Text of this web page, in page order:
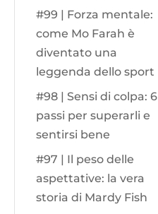
#99 | Forza mentale:
come Mo Farah è
diventato una
leggenda dello sport
#98 | Sensi di colpa: 6
passi per superarli e
sentirsi bene
#97 | Il peso delle
aspettative: la vera
storia di Mardy Fish